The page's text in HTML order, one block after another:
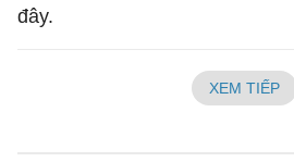
đây.
XEM TIẾP